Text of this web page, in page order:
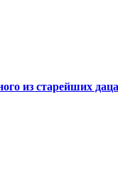
из старейших